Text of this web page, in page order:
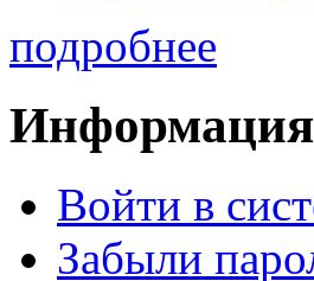
подробнее
Информация
Войти в
Забыли